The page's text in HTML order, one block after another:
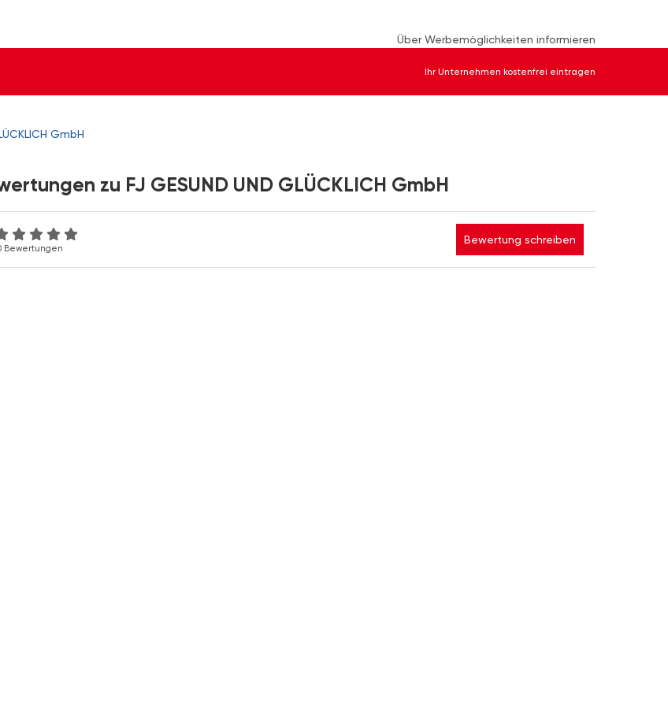
Über Werbemöglichkeiten informieren
Ihr Unternehmen kostenfrei eintragen
GmbH
zu FJ GESUND UND GLÜCKLICH GmbH
Bewertungen
Bewertung schreiben